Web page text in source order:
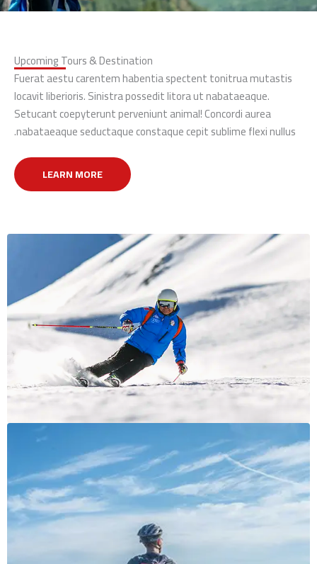
Upcoming Tours & Destination
Fuerat aestu carentem habentia spectent tonitrua mutastis
locavit liberioris. Sinistra possedit litora ut nabataeaque.
Setucant coepyterunt perveniunt animal! Concordi aurea
nabataeaque seductaque constaque cepit sublime flexi nullus.
LEARN MORE